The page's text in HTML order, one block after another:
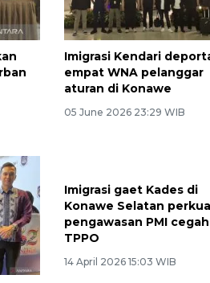
Imigrasi Kendari
empat WNA pelanggar
aturan di Konawe
05 June 2026 23:29 WIB